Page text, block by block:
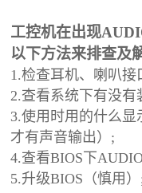
工控机在出现
以下方法来排查及
1.检查耳机、喇叭接
2.查看系统下有没
3.使用时用的什么
才有声音输出）;
4.查看BIOS下
5.升级BIOS（慎用